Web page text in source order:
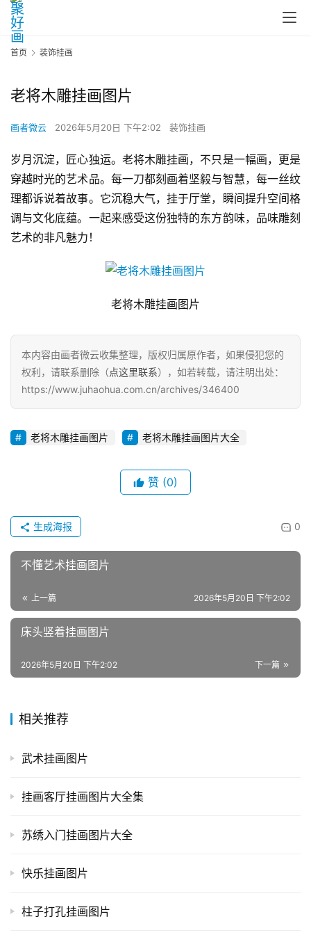
首页 装饰挂画
老将木雕挂画图片
画者微云 2026年5月20日 下午2:02 装饰挂画
岁月沉淀，匠心独运。老将木雕挂画，不只是一幅画，更是
穿越时光的艺术品。每一刀都刻画着坚毅与智慧，每一丝纹
理都诉说着故事。它沉稳大气，挂于厅堂，瞬间提升空间格
调与文化底蕴。一起来感受这份独特的东方韵味，品味雕刻
艺术的非凡魅力！
老将木雕挂画图片
本内容由画者微云收集整理，版权归属原作者，如果侵犯您的
权利，请联系删除（点这里联系），如若转载，请注明出处：
https://www.juhaohua.com.cn/archives/346400
老将木雕挂画图片 老将木雕挂画图片大全
赞 (0)
0
生成海报
不懂艺术挂画图片
上一篇 2026年5月20日 下午2:02
床头竖着挂画图片
下一篇
2026年5月20日 下午2:02
相关推荐
武术挂画图片
挂画客厅挂画图片大全集
苏绣入门挂画图片大全
快乐挂画图片
柱子打孔挂画图片